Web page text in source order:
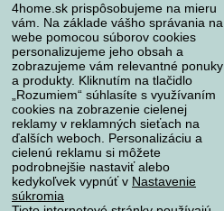
4home.sk prispôsobujeme na mieru
vám. Na základe vášho správania na
webe pomocou súborov cookies
personalizujeme jeho obsah a
zobrazujeme vám relevantné ponuky
a produkty. Kliknutím na tlačidlo
„Rozumiem“ súhlasíte s využívaním
cookies na zobrazenie cielenej
reklamy v reklamných sieťach na
ďalších weboch. Personalizáciu a
cielenú reklamu si môžete
podrobnejšie nastaviť alebo
kedykoľvek vypnúť v Nastavenie
súkromia
Spôsoby platby
Spoľahlivý obchod